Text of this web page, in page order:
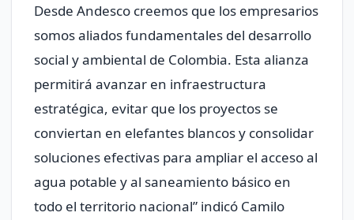
Desde Andesco creemos que los empresarios
somos aliados fundamentales del desarrollo
social y ambiental de Colombia. Esta alianza
permitirá avanzar en infraestructura
estratégica, evitar que los proyectos se
conviertan en elefantes blancos y consolidar
soluciones efectivas para ampliar el acceso al
agua potable y al saneamiento básico en
todo el territorio nacional” indicó Camilo